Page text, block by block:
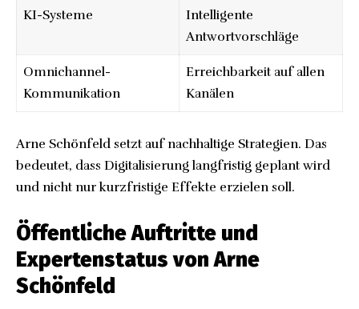
KI-Systeme
Intelligente
Antwortvorschläge
Omnichannel-
Kommunikation
Erreichbarkeit auf allen
Kanälen
Arne Schönfeld setzt auf nachhaltige Strategien. Das
bedeutet, dass Digitalisierung langfristig geplant wird
und nicht nur kurzfristige Effekte erzielen soll.
Öffentliche Auftritte und
Expertenstatus von Arne
Schönfeld